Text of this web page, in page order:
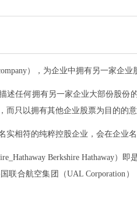
company），为企业中拥有另一家企
述任何拥有另一家企业大部份股
而只以拥有其他企业股票为目的的
实相符的纯粹控股企业，会在企业
Berkshire Hathaway
联合航空集团（UAL Corporation